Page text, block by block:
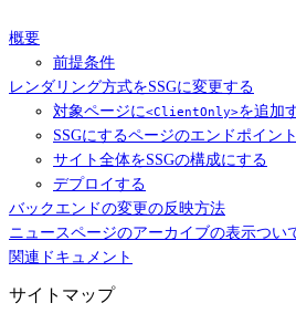
概要
前提条件
レンダリング方式をSSGに変更する
対象ページに<ClientOnly>を追加
SSGにするページのエンドポイン
サイト全体をSSGの構成にする
デプロイする
バックエンドの変更の反映方法
ニュースページのアーカイブの表示つい
関連ドキュメント
サイトマップ